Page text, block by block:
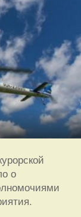
о